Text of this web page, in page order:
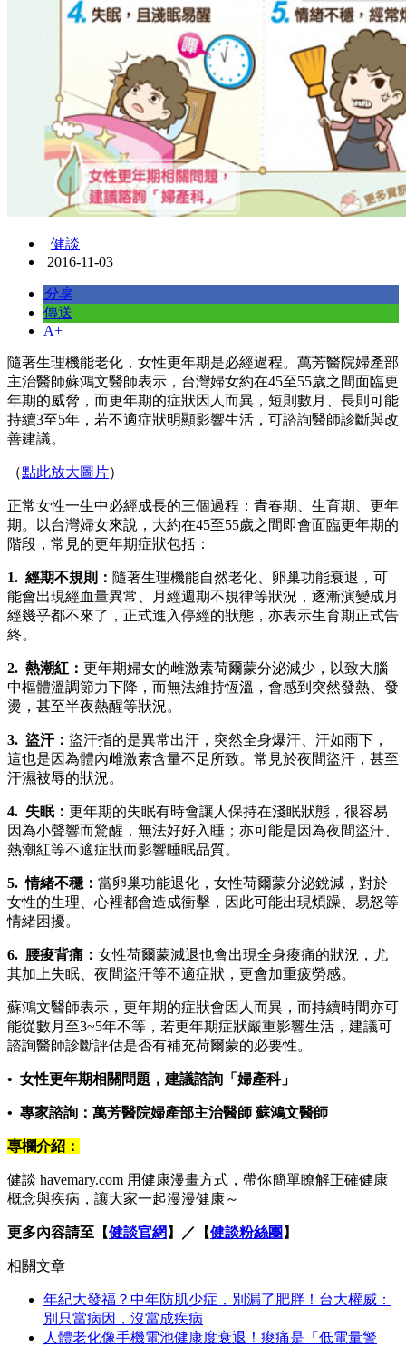
健談
2016-11-03
分享
傳送
A+
隨著生理機能老化，女性更年期是必經過程。萬芳醫院婦產部
主治醫師蘇鴻文醫師表示，台灣婦女約在45至55歲之間面臨更
年期的威脅，而更年期的症狀因人而異，短則數月、長則可能
持續3至5年，若不適症狀明顯影響生活，可諮詢醫師診斷與改
善建議。
（點此放大圖片）
正常女性一生中必經成長的三個過程：青春期、生育期、更年
期。以台灣婦女來說，大約在45至55歲之間即會面臨更年期的
階段，常見的更年期症狀包括：
1. 經期不規則： 隨著生理機能自然老化、卵巢功能衰退，可
能會出現經血量異常、月經週期不規律等狀況，逐漸演變成月
經幾乎都不來了，正式進入停經的狀態，亦表示生育期正式告
終。
2. 熱潮紅： 更年期婦女的雌激素荷爾蒙分泌減少，以致大腦
中樞體溫調節力下降，而無法維持恆溫，會感到突然發熱、發
燙，甚至半夜熱醒等狀況。
3. 盜汗： 盜汗指的是異常出汗，突然全身爆汗、汗如雨下，
這也是因為體內雌激素含量不足所致。常見於夜間盜汗，甚至
汗濕被辱的狀況。
4. 失眠： 更年期的失眠有時會讓人保持在淺眠狀態，很容易
因為小聲響而驚醒，無法好好入睡；亦可能是因為夜間盜汗、
熱潮紅等不適症狀而影響睡眠品質。
5. 情緒不穩： 當卵巢功能退化，女性荷爾蒙分泌銳減，對於
女性的生理、心裡都會造成衝擊，因此可能出現煩躁、易怒等
情緒困擾。
6. 腰痠背痛： 女性荷爾蒙減退也會出現全身痠痛的狀況，尤
其加上失眠、夜間盜汗等不適症狀，更會加重疲勞感。
蘇鴻文醫師表示，更年期的症狀會因人而異，而持續時間亦可
能從數月至3~5年不等，若更年期症狀嚴重影響生活，建議可
諮詢醫師診斷評估是否有補充荷爾蒙的必要性。
• 女性更年期相關問題，建議諮詢「婦產科」
• 專家諮詢：萬芳醫院婦產部主治醫師 蘇鴻文醫師
專欄介紹：
健談 havemary.com 用健康漫畫方式，帶你簡單瞭解正確健康
概念與疾病，讓大家一起漫漫健康～
更多內容請至【健談官網 】／【健談粉絲團 】
相關文章
年紀大發福？中年防肌少症，別漏了肥胖！台大權威：
別只當病因，沒當成疾病
人體老化像手機電池健康度衰退！痠痛是「低電量警